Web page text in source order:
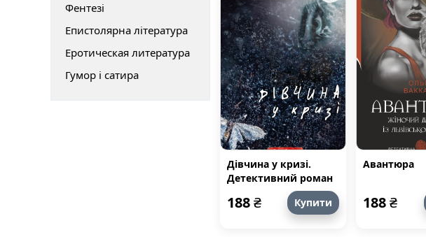
Фентезі
Епистолярна література
Еротическая литература
Гумор і сатира
Дівчина у кризі.
Детективний роман
про Еріку Фостер
188₴ Купити
Авантюра
188₴